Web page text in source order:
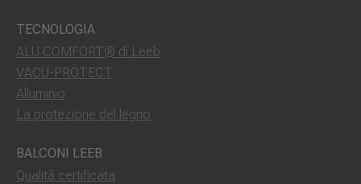
TECNOLOGIA
ALU COMFORT® di Leeb
VACU-PROTECT
Alluminio
La protezione del legno
BALCONI LEEB
Qualità certificata